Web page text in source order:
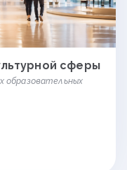
сферы
образовательных